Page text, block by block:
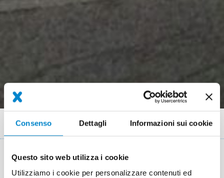
Consenso Dettagli Informazioni sui cookie
Questo sito web utilizza i cookie
Utilizziamo i cookie per personalizzare contenuti ed
Briciole
di
pane
Sistemi Parcheggi multipiano Triflex DeckFloor
Impermeabilizzazione di superfici